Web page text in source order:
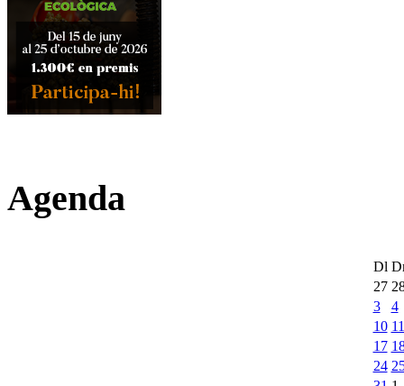
Agenda
Dl
27
3
4
10 11
17
24